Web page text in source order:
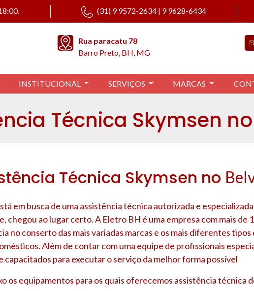
(31) 9 9572-2634 | 9 9628-6434
Rua paracatu 78
Barro Preto, BH, MG
INSTITUCIONAL SERVIÇOS MARCAS
Técnica Skymsen
Técnica Skymsen no
em busca de uma assistência técnica autorizada e
, chegou ao lugar certo. A Eletro BH é uma empresa com mais de
no conserto das mais variadas marcas e os mais diferentes
Além de contar com uma equipe de profissionais
capacitados para executar o serviço da melhor forma possível
os equipamentos para os quais oferecemos assistência técnica